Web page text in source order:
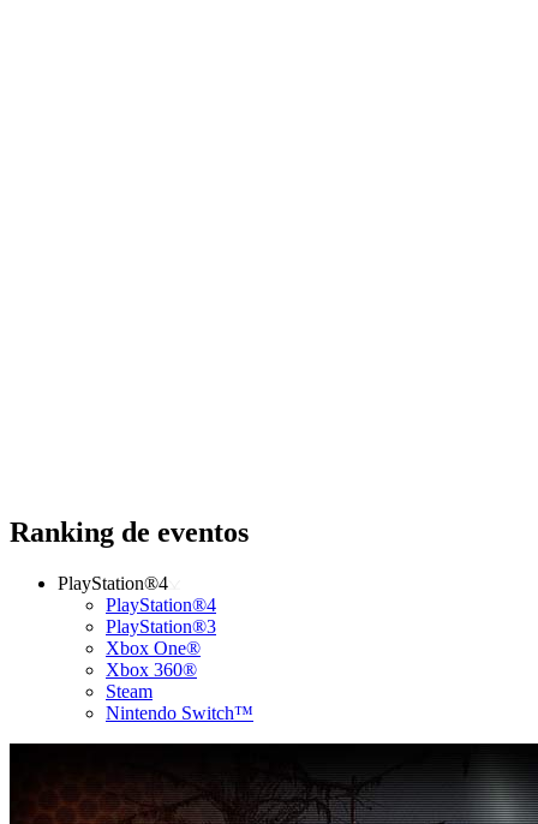
Ranking de eventos
PlayStation®4
PlayStation®4
PlayStation®3
Xbox One®
Xbox 360®
Steam
Nintendo Switch™